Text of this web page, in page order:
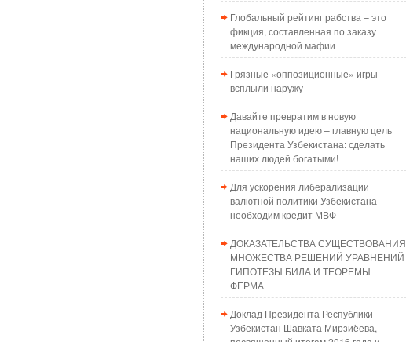
Глобальный рейтинг рабства – это
фикция, составленная по заказу
международной мафии
Грязные «оппозиционные» игры
всплыли наружу
Давайте превратим в новую
национальную идею – главную цель
Президента Узбекистана: сделать
наших людей богатыми!
Для ускорения либерализации
валютной политики Узбекистана
необходим кредит МВФ
ДОКАЗАТЕЛЬСТВА СУЩЕСТВОВАНИЯ
МНОЖЕСТВА РЕШЕНИЙ УРАВНЕНИЙ
ГИПОТЕЗЫ БИЛА И ТЕОРЕМЫ
ФЕРМА
Доклад Президента Республики
Узбекистан Шавката Мирзиёева,